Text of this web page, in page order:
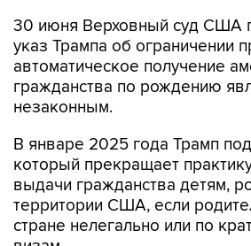
30 июня Верховный суд США
указ Трампа об ограничении
автоматическое получение
гражданства по рождению
незаконным.
В январе 2025 года Трамп
который прекращает
выдачи гражданства детям,
территории США, если
стране нелегально или по